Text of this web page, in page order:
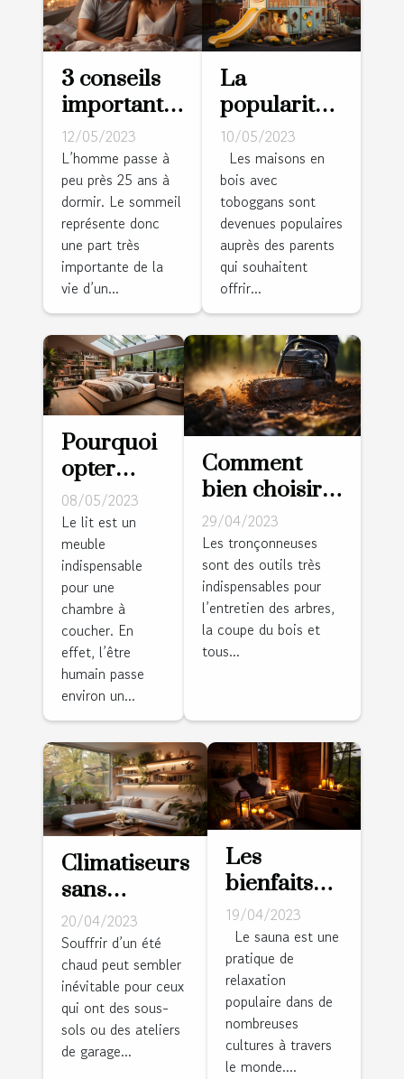
3 conseils
importants
pour bien
choisir son
matelas
12/05/2023
L’homme passe à
peu près 25 ans à
dormir. Le sommeil
représente donc
une part très
importante de la
vie d’un...
La
popularité
des
maisons en
bois avec
toboggans :
une
expérience
ludique
charmante
pour les
enfants
10/05/2023
Les maisons en
bois avec
toboggans sont
devenues populaires
auprès des parents
qui souhaitent
offrir...
Pourquoi
opter
pour un
lit avec
dressing
intégré ?
08/05/2023
Le lit est un
meuble
indispensable
pour une
chambre à
coucher. En
effet, l’être
humain passe
environ un...
Comment
bien choisir
sa
tronçonneuse
?
29/04/2023
Les tronçonneuses
sont des outils très
indispensables pour
l’entretien des arbres,
la coupe du bois et
tous...
Climatiseurs
sans
conduits :
conseils à
domicile
éprouvés,
vrais et
dignes de
20/04/2023
Souffrir d’un été
chaud peut sembler
inévitable pour ceux
qui ont des sous-
sols ou des ateliers
de garage...
Les
bienfaits
du sauna
pour la
santé et la
relaxation
19/04/2023
Le sauna est une
pratique de
relaxation
populaire dans de
nombreuses
cultures à travers
le monde....